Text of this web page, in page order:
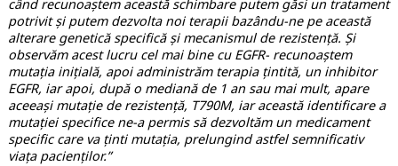
când recunoaștem această schimbare putem găsi un tratament
potrivit și putem dezvolta noi terapii bazându-ne pe această
alterare genetică specifică și mecanismul de rezistență. Și
observăm acest lucru cel mai bine cu EGFR- recunoaștem
mutația inițială, apoi administrăm terapia țintită, un inhibitor
EGFR, iar apoi, după o mediană de 1 an sau mai mult, apare
aceeași mutație de rezistență, T790M, iar această identificare a
mutației specifice ne-a permis să dezvoltăm un medicament
specific care va ținti mutația, prelungind astfel semnificativ
viața pacienților.”